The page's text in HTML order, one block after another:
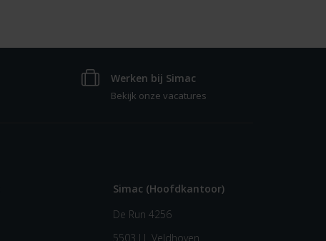
Werken bij Simac
Bekijk onze vacatures
Simac (Hoofdkantoor)
De Run 4256
5503 LL Veldhoven